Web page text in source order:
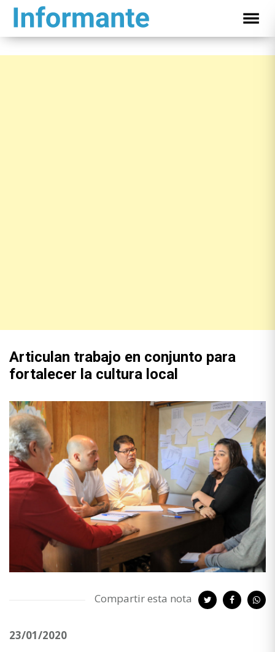
Articulan trabajo en conjunto para
fortalecer la cultura local
Compartir esta nota
23/01/2020